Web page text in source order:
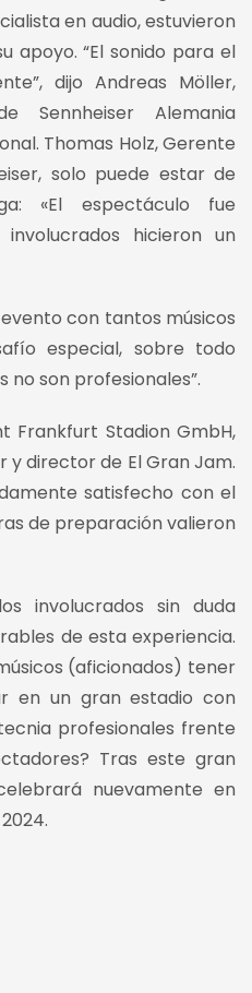
en audio, estuvieron
apoyo. “El sonido para el
dijo Andreas Möller,
Sennheiser Alemania
Thomas Holz, Gerente
solo puede estar de
«El espectáculo fue
hicieron un
evento con tantos músicos
especial, sobre todo
son profesionales”.
Frankfurt Stadion GmbH,
y director de El Gran Jam.
satisfecho con el
de preparación valieron
involucrados sin duda
de esta experiencia.
(aficionados) tener
en un gran estadio con
profesionales frente
Tras este gran
nuevamente en